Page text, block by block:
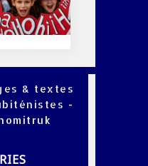
& textes
-